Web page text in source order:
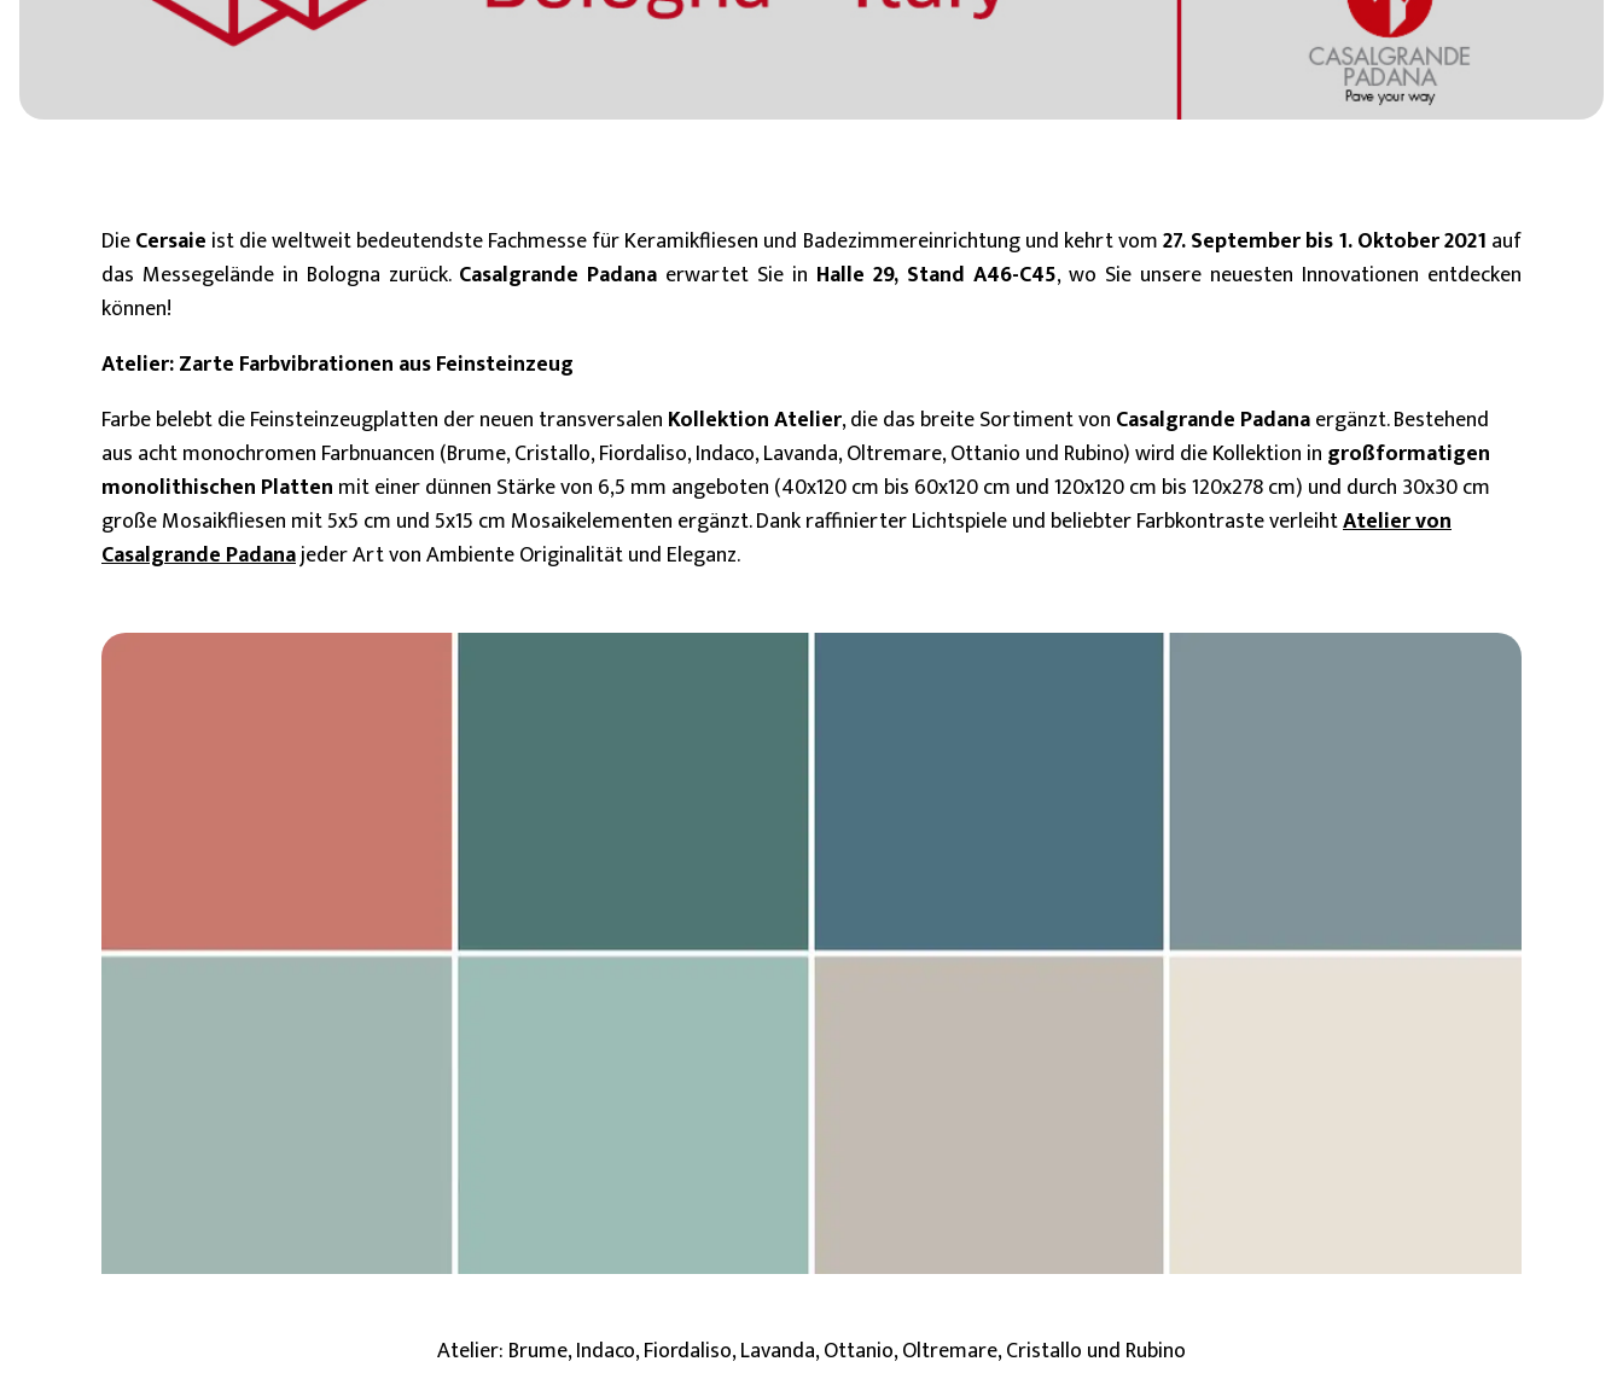
BIM Object
8 mm - 10 mm (Standard)
DieCersaie ist die weltweit bedeutendste Fachmesse für Keramikfliesen und Badezimmereinrichtung und kehrt vom27. September bis 1. Oktober 2021 auf
das Messegelände in Bologna zurück. Casalgrande Padana erwartet Sie in Halle 29, Stand A46-C45, wo Sie unsere neuesten Innovationen entdecken
können!
Atelier: Zarte Farbvibrationen aus Feinsteinzeug
Farbe belebt die Feinsteinzeugplatten der neuen transversalen Kollektion Atelier, die das breite Sortiment von Casalgrande Padanaergänzt. Bestehend
aus acht monochromen Farbnuancen (Brume, Cristallo, Fiordaliso, Indaco, Lavanda, Oltremare, Ottanio und Rubino) wird die Kollektion in großformatigen
monolithischen Platten mit einer dünnen Stärke von 6,5 mm angeboten (40x120 cm bis 60x120 cm und 120x120 cm bis 120x278 cm) und durch 30x30 cm
große Mosaikfliesen mit 5x5 cm und 5x15 cm Mosaikelementen ergänzt. Dank raffinierter Lichtspiele und beliebter Farbkontraste verleihtAtelier von
Casalgrande Padanajeder Art von Ambiente Originalität und Eleganz.
Atelier: Brume, Indaco, Fiordaliso, Lavanda, Ottanio, Oltremare, Cristallo und Rubino